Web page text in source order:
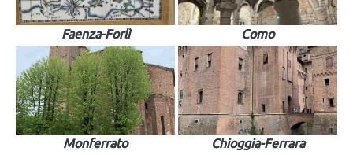
Faenza-Forlì Como
Monferrato Chioggia-Ferrara